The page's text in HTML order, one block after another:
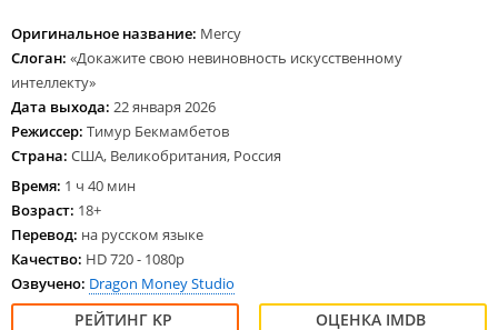
Оригинальное название: Mercy
Слоган: «Докажите свою невиновность искусственному
интеллекту»
Дата выхода: 22 января 2026
Режиссер: Тимур Бекмамбетов
Страна: США, Великобритания, Россия
Время: 1 ч 40 мин
Возраст: 18+
Перевод: на русском языке
Качество: HD 720 - 1080p
Озвучено: Dragon Money Studio